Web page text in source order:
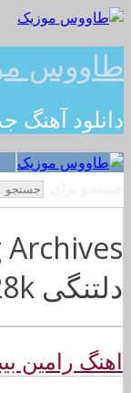
طاووس
دانلود آهنگ
دلتنگی 128k
اهنگ رامین